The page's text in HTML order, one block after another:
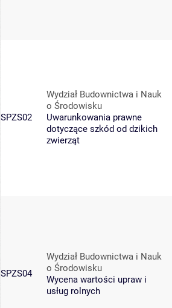
SPZS02
Wydział Budownictwa i Nauk
o Środowisku
Uwarunkowania prawne
dotyczące szkód od dzikich
zwierząt
SPZS04
Wydział Budownictwa i Nauk
o Środowisku
Wycena wartości upraw i
usług rolnych